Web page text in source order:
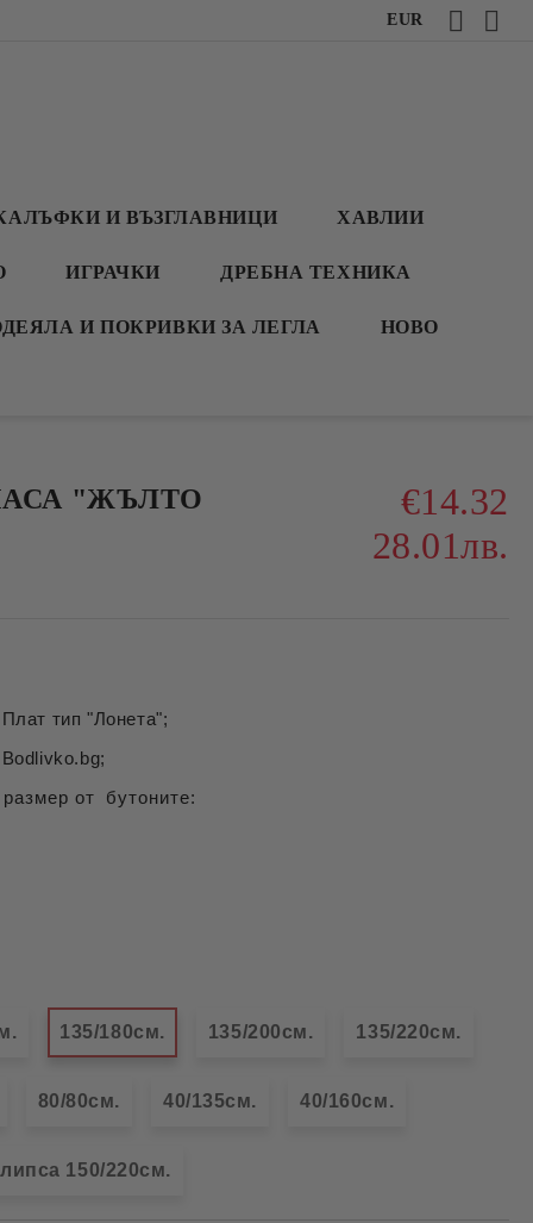
EUR
И ВЪЗГЛАВНИЦИ ХАВЛИИ
ИГРАЧКИ ДРЕБНА ТЕХНИКА
И ПОКРИВКИ ЗА ЛЕГЛА НОВО
"ЖЪЛТО
€14.32
28.01лв.
тип "Лонета";
от бутоните:
135/180см. 135/200см. 135/220см.
80/80см. 40/135см. 40/160см.
150/220см.